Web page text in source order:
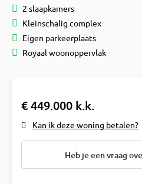
2 slaapkamers
Kleinschalig complex
Eigen parkeerplaats
Royaal woonoppervlak
€ 449.000 k.k.
Kan ik deze woning betalen?
Heb je een vraag